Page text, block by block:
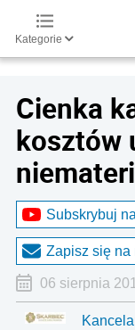
Kategorie
Cienka
kosztów
Subskrybuj
Zapisz się na
06 sierpnia